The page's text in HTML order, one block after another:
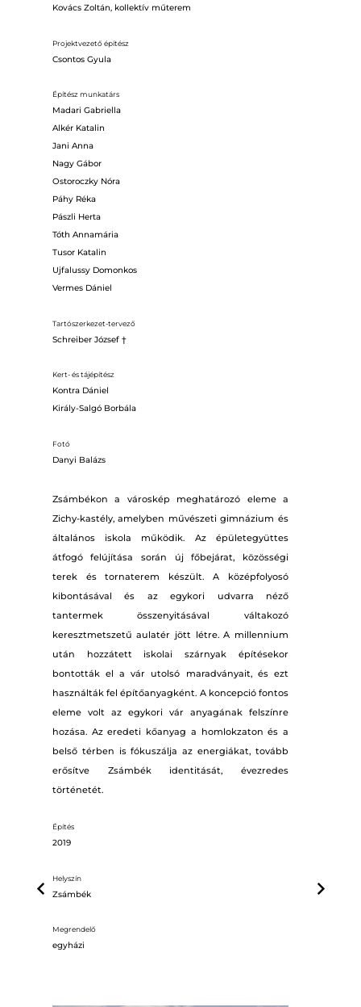
Kovács Zoltán, kollektív műterem
Projektvezető építész
Csontos Gyula
Építész munkatárs
Madari Gabriella
Alkér Katalin
Jani Anna
Nagy Gábor
Ostoroczky Nóra
Páhy Réka
Pászli Herta
Tóth Annamária
Tusor Katalin
Ujfalussy Domonkos
Vermes Dániel
Tartószerkezet-tervező
Schreiber József †
Kert- és tájépítész
Kontra Dániel
Király-Salgó Borbála
Fotó
Danyi Balázs
Zsámbékon a városkép meghatározó eleme a
Zichy-kastély, amelyben művészeti gimnázium és
általános iskola működik. Az épületegyüttes
átfogó felújítása során új főbejárat, közösségi
terek és tornaterem készült. A középfolyosó
kibontásával és az egykori udvarra néző
tantermek összenyitásával váltakozó
keresztmetszetű aulatér jött létre. A millennium
után hozzátett iskolai szárnyak építésekor
bontották el a vár utolsó maradványait, és ezt
használták fel építőanyagként. A koncepció fontos
eleme volt az egykori vár anyagának felszínre
hozása. Az eredeti kőanyag a homlokzaton és a
belső térben is fókuszálja az energiákat, tovább
erősítve Zsámbék identitását, évezredes
történetét.
Építés
2019
Helyszín
Zsámbék
Megrendelő
egyházi